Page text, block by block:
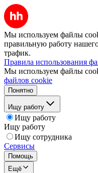
Мы используем файлы
правильную работу
трафик.
Правила использования
Мы используем файлы
файлов cookie
Понятно
Ищу работу
Ищу работу
Ищу работу
Ищу сотрудника
Сервисы
Помощь
Ещё